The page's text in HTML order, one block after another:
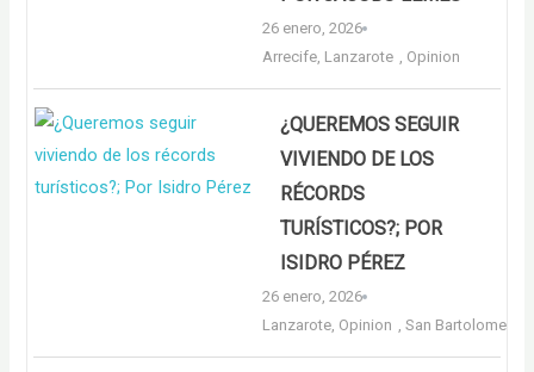
26 enero, 2026
Arrecife Lanzarote Opinion
¿QUEREMOS SEGUIR
VIVIENDO DE LOS
RÉCORDS
TURÍSTICOS?; POR
ISIDRO PÉREZ
26 enero, 2026
Lanzarote Opinion ,San Bartolome